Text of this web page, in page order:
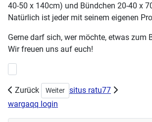
40-50 x 140cm) und Bündchen 20-40 x
Natürlich ist jeder mit seinem eigenen
Gerne darf sich, wer möchte, etwas zum
Wir freuen uns auf euch!
Zurück Nächster Beitrag: Buchbinden /
Weiter situs ratu77
wargaqq login